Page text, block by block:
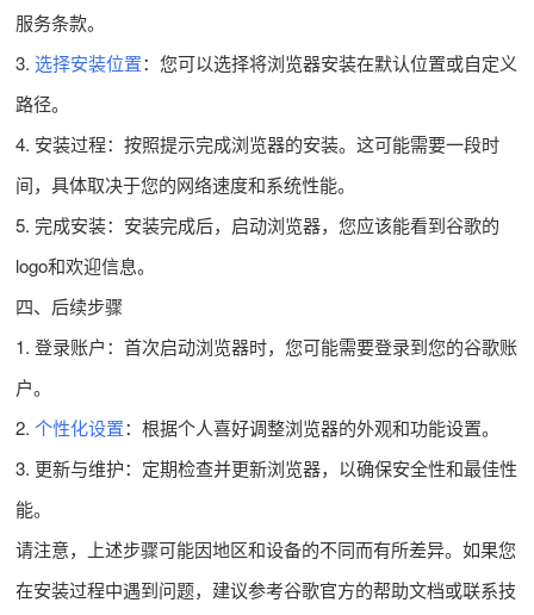
服务条款。
3. 选择安装位置：您可以选择将浏览器安装在默认位置或自定义
路径。
4. 安装过程：按照提示完成浏览器的安装。这可能需要一段时
间，具体取决于您的网络速度和系统性能。
5. 完成安装：安装完成后，启动浏览器，您应该能看到谷歌的
logo和欢迎信息。
四、后续步骤
1. 登录账户：首次启动浏览器时，您可能需要登录到您的谷歌账
户。
2. 个性化设置：根据个人喜好调整浏览器的外观和功能设置。
3. 更新与维护：定期检查并更新浏览器，以确保安全性和最佳性
能。
请注意，上述步骤可能因地区和设备的不同而有所差异。如果您
在安装过程中遇到问题，建议参考谷歌官方的帮助文档或联系技